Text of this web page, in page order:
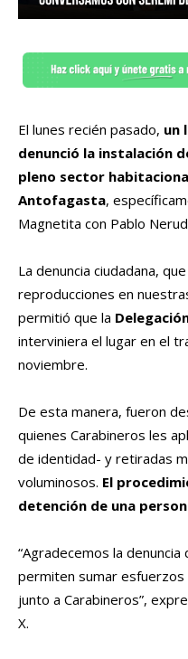
El lunes recién pasado, un
denunció la instalación
pleno sector
Antofagasta,
Magnetita con Pablo
La denuncia ciudadana,
reproducciones en
permitió que la
interviniera el lugar en el
noviembre.
De esta manera, fueron
quienes Carabineros les
de identidad- y retiradas
voluminosos. El
detención de una
“Agradecemos la
permiten sumar
junto a Carabineros”,
X.